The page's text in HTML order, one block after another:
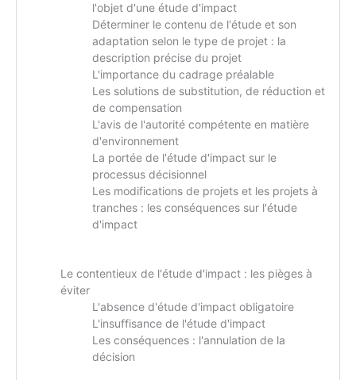
l'objet d'une étude d'impact
Déterminer le contenu de l'étude et son
adaptation selon le type de projet : la
description précise du projet
L'importance du cadrage préalable
Les solutions de substitution, de réduction et
de compensation
L'avis de l'autorité compétente en matière
d'environnement
La portée de l'étude d'impact sur le
processus décisionnel
Les modifications de projets et les projets à
tranches : les conséquences sur l'étude
d'impact
Le contentieux de l'étude d'impact : les pièges à
éviter
L'absence d'étude d'impact obligatoire
L'insuffisance de l'étude d'impact
Les conséquences : l'annulation de la
décision